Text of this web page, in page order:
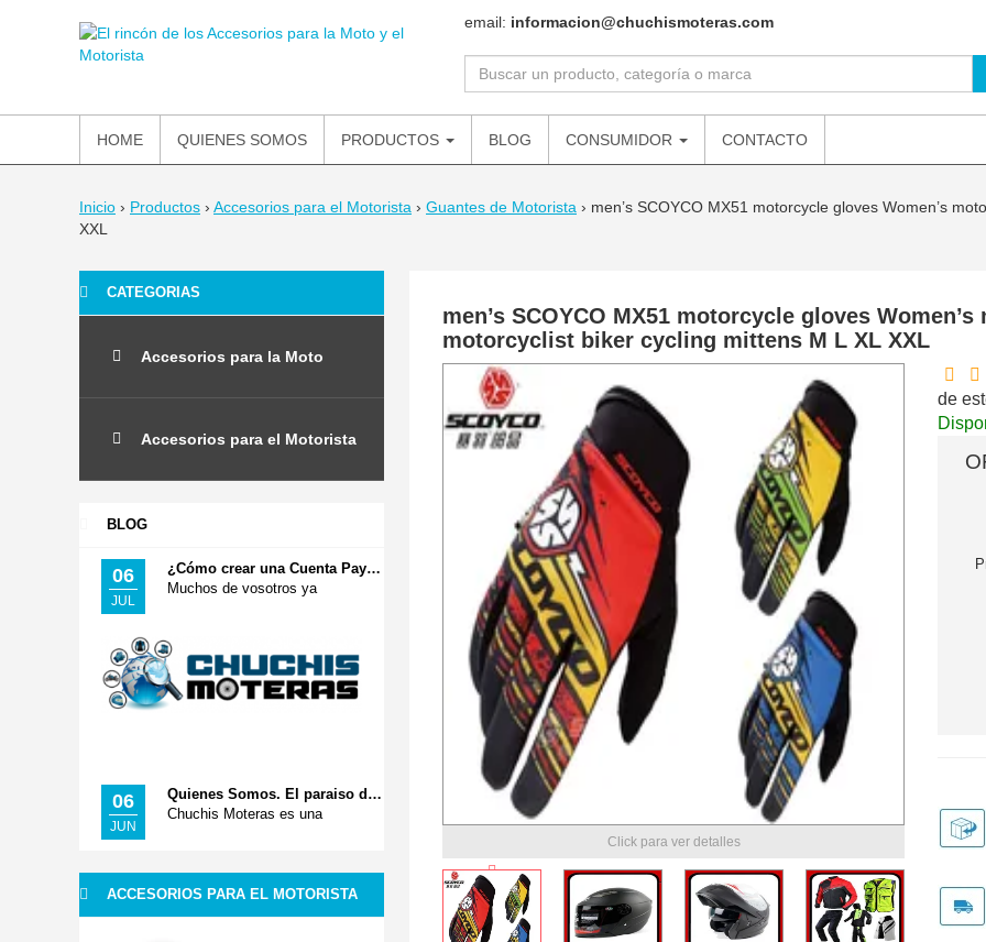
Inicio › Productos › Accesorios para el Motorista › Guantes de Motorista › men’s SCOYCO MX51 motorcycle gloves Women’s
XXL
CATEGORIAS
Accesorios para la Moto
Accesorios para el Motorista
BLOG
06
JUL
¿Cómo crear una Cuenta Paypal? Pago Seguro
Muchos de vosotros ya
06
JUN
Quienes Somos. El paraiso de tus Accesorios Moteros
Chuchis Moteras es una
ACCESORIOS PARA EL MOTORISTA
men’s SCOYCO MX51 motorcycle gloves
motorcyclist biker cycling mittens M L XL XXL
Click para ver detalles
de
email: informacion@chuchismoteras.com
HOME QUIENES SOMOS PRODUCTOS BLOG CONSUMIDOR CONTACTO